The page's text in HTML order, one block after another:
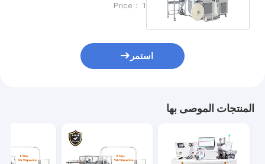
Price： 1
استمر
المنتجات الموصى بها